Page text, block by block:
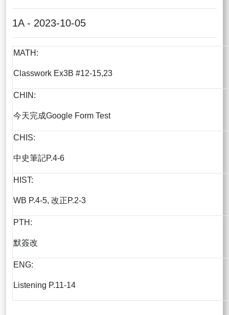
1A - 2023-10-05
MATH:
Classwork Ex3B #12-15,23
CHIN:
今天完成Google Form Test
CHIS:
中史筆記P.4-6
HIST:
WB P.4-5, 改正P.2-3
PTH:
默簽改
ENG:
Listening P.11-14